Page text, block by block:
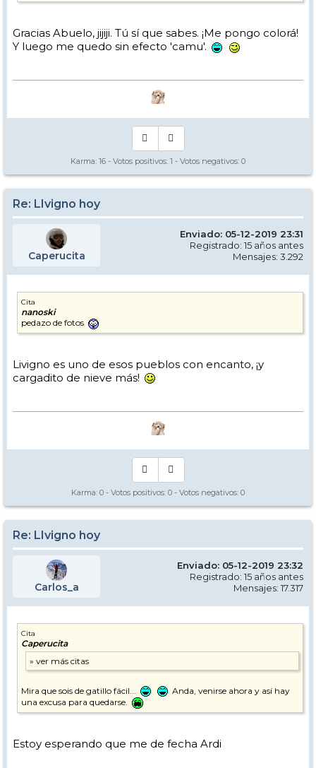
Gracias Abuelo, jijiji. Tú sí que sabes. ¡Me pongo colorá!
Y luego me quedo sin efecto 'camu'.
Karma: 16 - Votos positivos: 1 - Votos negativos: 0
Re: LIvigno hoy
Caperucita
Enviado: 05-12-2019 23:31
Registrado: 15 años antes
Mensajes: 3.292
Cita
nanoski
pedazo de fotos
Livigno es uno de esos pueblos con encanto, ¡y
cargadito de nieve más!
Karma: 0 - Votos positivos: 0 - Votos negativos: 0
Re: LIvigno hoy
Carlos_a
Enviado: 05-12-2019 23:32
Registrado: 15 años antes
Mensajes: 17.317
Cita
Caperucita
Mira que sois de gatillo fácil...
Anda, venirse ahora y así hay
una excusa para quedarse.
Estoy esperando que me de fecha Ardi